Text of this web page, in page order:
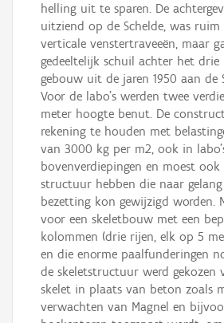
helling uit te sparen. De
uitziend op de Schelde, was
verticale venstertraveeën, maar
gedeeltelijk schuil achter het drie
gebouw uit de jaren 1950 aan de
Voor de labo’s werden twee
meter hoogte benut. De
rekening te houden met
van 3000 kg per m2, ook in
bovenverdiepingen en moest ook
structuur hebben die naar
bezetting kon gewijzigd worden.
voor een skeletbouw met een
kolommen (drie rijen, elk op 5
en die enorme paalfunderingen
de skeletstructuur werd gekozen
skelet in plaats van beton zoals
verwachten van Magnel en